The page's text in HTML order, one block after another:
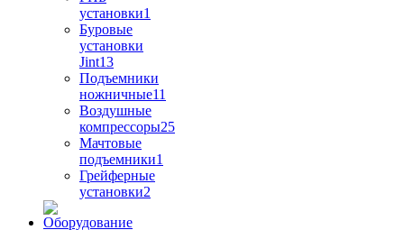
установки1
Буровые
установки
Jint13
Подъемники
ножничные11
Воздушные
компрессоры25
Мачтовые
подъемники1
Грейферные
установки2